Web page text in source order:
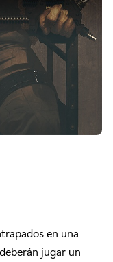
en una
jugar un